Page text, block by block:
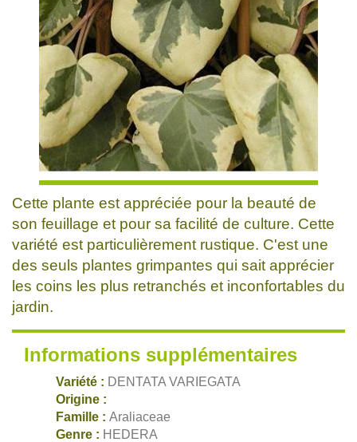
Cette plante est appréciée pour la beauté de
son feuillage et pour sa facilité de culture. Cette
variété est particulièrement rustique. C'est une
des seuls plantes grimpantes qui sait apprécier
les coins les plus retranchés et inconfortables du
jardin.
Informations supplémentaires
Variété : DENTATA VARIEGATA
Origine :
Famille : Araliaceae
Genre : HEDERA